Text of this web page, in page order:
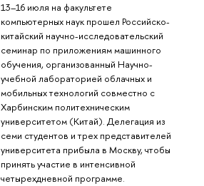
13–16 июля на факультете
компьютерных наук прошел Российско-
китайский научно-исследовательский
семинар по приложениям машинного
обучения, организованный Научно-
учебной лабораторией облачных и
мобильных технологий совместно с
Харбинским политехническим
университетом (Китай). Делегация из
семи студентов и трех представителей
университета прибыла в Москву, чтобы
принять участие в интенсивной
четырехдневной программе.